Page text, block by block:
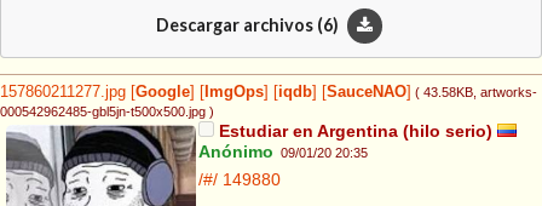
Descargar archivos (6)
157860211277.jpg Google ImgOps iqdb SauceNAO ( 43.58KB , artworks-
000542962485-gbl5jn-t500x500.jpg )
Estudiar en Argentina (hilo serio)
Anónimo 09/01/20 20:35
/#/ 149880